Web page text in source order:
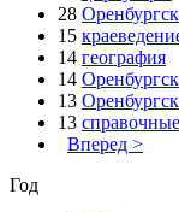
28
15
14 география
14
13
13
Вперед >
Год